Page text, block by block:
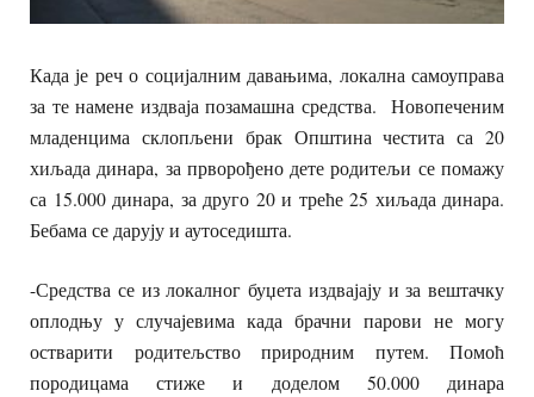
Када је реч о социјалним давањима, локална самоуправа
за те намене издваја позамашна средства. Новопеченим
младенцима склопљени брак Општина честита са 20
хиљада динара, за прворођено дете родитељи се помажу
са 15.000 динара, за друго 20 и треће 25 хиљада динара.
Бебама се дарују и аутоседишта.
-Средства се из локалног буџета издвајају и за вештачку
оплодњу у случајевима када брачни парови не могу
остварити родитељство природним путем. Помоћ
породицама стиже и доделом 50.000 динара